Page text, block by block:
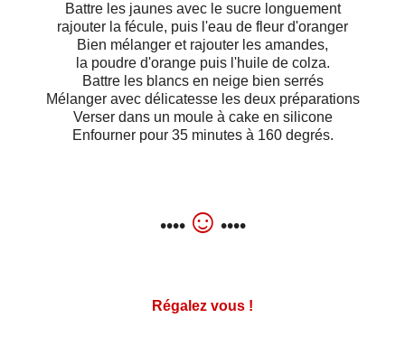
Battre les jaunes avec le sucre longuement
rajouter la fécule, puis l'eau de fleur d'oranger
Bien mélanger et rajouter les amandes,
la poudre d'orange puis l'huile de colza.
Battre les blancs en neige bien serrés
Mélanger avec délicatesse les deux préparations
Verser dans un moule à cake en silicone
Enfourner pour 35 minutes à 160 degrés.
••••☺ ••••
Régalez vous !